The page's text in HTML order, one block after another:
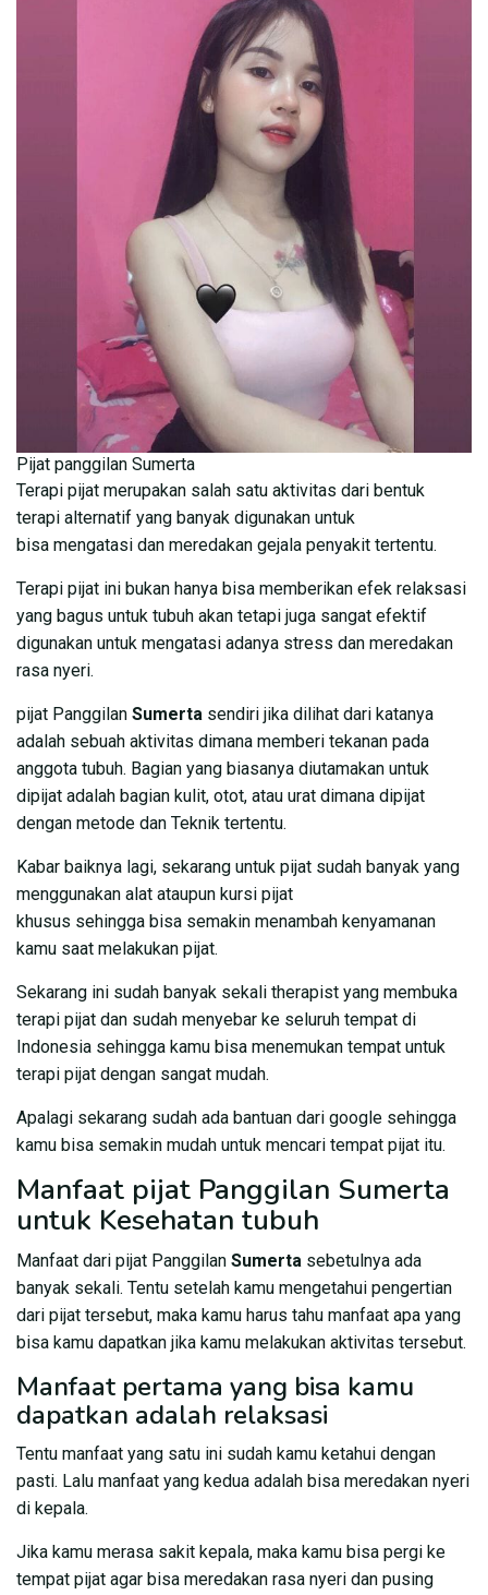
Pijat panggilan Sumerta
Terapi pijat merupakan salah satu aktivitas dari bentuk
terapi alternatif yang banyak digunakan untuk
bisa mengatasi dan meredakan gejala penyakit tertentu.
Terapi pijat ini bukan hanya bisa memberikan efek relaksasi
yang bagus untuk tubuh akan tetapi juga sangat efektif
digunakan untuk mengatasi adanya stress dan meredakan
rasa nyeri.
pijat Panggilan Sumerta sendiri jika dilihat dari katanya
adalah sebuah aktivitas dimana memberi tekanan pada
anggota tubuh. Bagian yang biasanya diutamakan untuk
dipijat adalah bagian kulit, otot, atau urat dimana dipijat
dengan metode dan Teknik tertentu.
Kabar baiknya lagi, sekarang untuk pijat sudah banyak yang
menggunakan alat ataupun kursi pijat
khusus sehingga bisa semakin menambah kenyamanan
kamu saat melakukan pijat.
Sekarang ini sudah banyak sekali therapist yang membuka
terapi pijat dan sudah menyebar ke seluruh tempat di
Indonesia sehingga kamu bisa menemukan tempat untuk
terapi pijat dengan sangat mudah.
Apalagi sekarang sudah ada bantuan dari google sehingga
kamu bisa semakin mudah untuk mencari tempat pijat itu.
Manfaat pijat Panggilan Sumerta
untuk Kesehatan tubuh
Manfaat dari pijat Panggilan Sumerta sebetulnya ada
banyak sekali. Tentu setelah kamu mengetahui pengertian
dari pijat tersebut, maka kamu harus tahu manfaat apa yang
bisa kamu dapatkan jika kamu melakukan aktivitas tersebut.
Manfaat pertama yang bisa kamu
dapatkan adalah relaksasi
Tentu manfaat yang satu ini sudah kamu ketahui dengan
pasti. Lalu manfaat yang kedua adalah bisa meredakan nyeri
di kepala.
Jika kamu merasa sakit kepala, maka kamu bisa pergi ke
tempat pijat agar bisa meredakan rasa nyeri dan pusing